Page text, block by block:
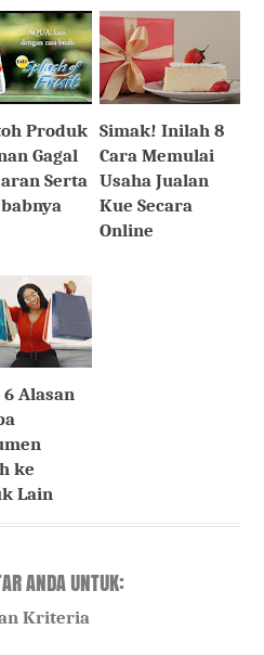
Produk
Gagal
Serta
Simak! Inilah 8
Cara Memulai
Usaha Jualan
Kue Secara
Online
Alasan
ke
Lain
ANDA UNTUK:
Kriteria